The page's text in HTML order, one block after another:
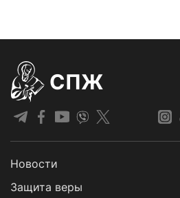
СПЖ
Новости
Защита веры